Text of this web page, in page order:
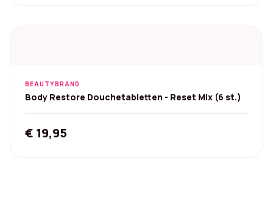
BEAUTYBRAND
Body Restore Douchetabletten - Reset Mix (6 st.)
€ 19,95